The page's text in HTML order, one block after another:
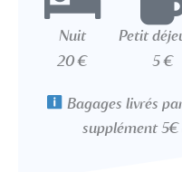
Nuit
20 €
Petit
5 €
Bagages livrés
supplément 5€